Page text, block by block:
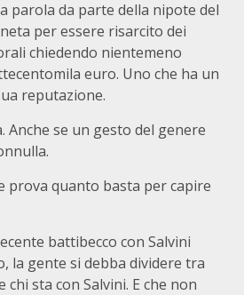
parola da parte della nipote del
per essere risarcito dei
chiedendo nientemeno
euro. Uno che ha un
reputazione.
Anche se un gesto del genere
prova quanto basta per capire
battibecco con Salvini
la gente si debba dividere tra
chi sta con Salvini. E che non